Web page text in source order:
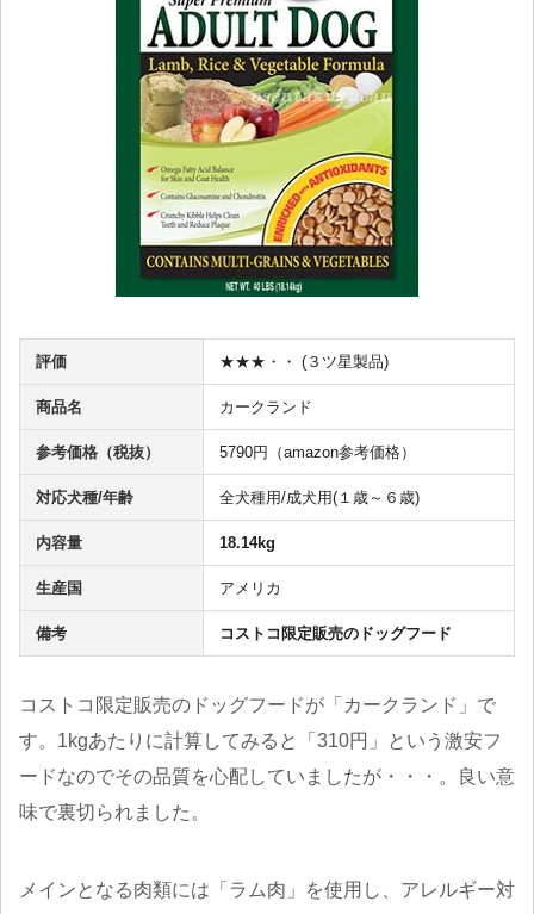
評価 ★★★・・ (３ツ星製品)
商品名 カークランド
参考価格（税抜） 5790円（amazon参考価格）
対応犬種/年齢 全犬種用/成犬用(１歳～６歳)
内容量 18.14kg
生産国 アメリカ
備考 コストコ限定販売のドッグフード
コストコ限定販売のドッグフードが「カークランド」で
す。1kgあたりに計算してみると「310円」という激安フ
ードなのでその品質を心配していましたが・・・。良い意
味で裏切られました。
メインとなる肉類には「ラム肉」を使用し、アレルギー対